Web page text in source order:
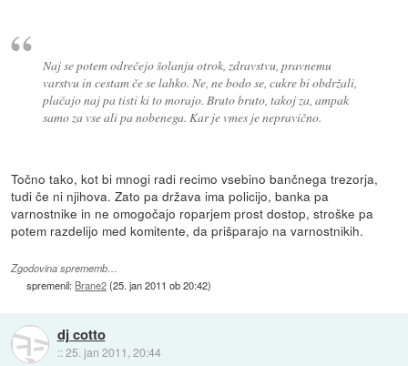
Naj se potem odrečejo šolanju otrok, zdravstvu, pravnemu
varstvu in cestam če se lahko. Ne, ne bodo se, cukre bi obdržali,
plačajo naj pa tisti ki to morajo. Bruto bruto, takoj za, ampak
samo za vse ali pa nobenega. Kar je vmes je nepravično.
Točno tako, kot bi mnogi radi recimo vsebino bančnega trezorja,
tudi če ni njihova. Zato pa država ima policijo, banka pa
varnostnike in ne omogočajo roparjem prost dostop, stroške pa
potem razdelijo med komitente, da prišparajo na varnostnikih.
Zgodovina sprememb…
spremenil: Brane2(25. jan 2011 ob 20:42)
dj cotto
::25. jan 2011, 20:44